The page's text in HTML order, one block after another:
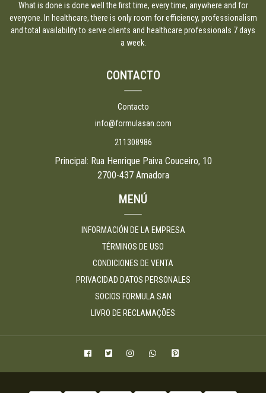
What is done is done well the first time, every time, anywhere and for
everyone. In healthcare, there is only room for efficiency, professionalism
and total availability to serve clients and healthcare professionals 7 days
a week.
CONTACTO
Contacto
info@formulasan.com
211308986
Principal: Rua Henrique Paiva Couceiro, 10
2700-437 Amadora
MENÚ
INFORMACIÓN DE LA EMPRESA
TÉRMINOS DE USO
CONDICIONES DE VENTA
PRIVACIDAD DATOS PERSONALES
SOCIOS FORMULA SAN
LIVRO DE RECLAMAÇÕES